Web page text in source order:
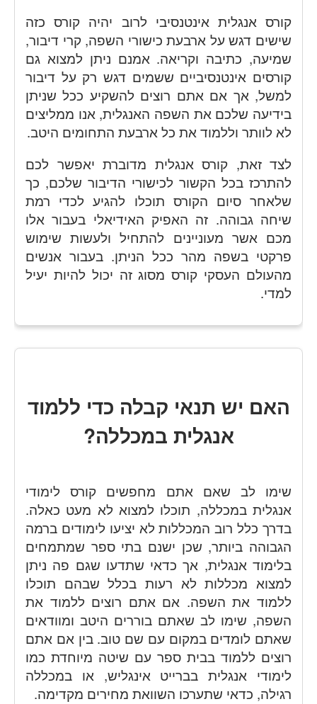
קורס אנגלית אינטנסיבי לרוב יהיה קורס כזה
שישים דגש על ארבעת כישורי השפה, קרי דיבור,
שמיעה, כתיבה וקריאה. אמנם ניתן למצוא גם
קורסים אינטנסיביים ששמים דגש רק על דיבור
למשל, אך אם אתם רוצים להשקיע ככל שניתן
בידיעה שלכם את השפה האנגלית, אנו ממליצים
לא לוותר וללמוד את כל ארבעת התחומים היטב.
לצד זאת, קורס אנגלית מדוברת יאפשר לכם
להתרכז בכל הקשור לכישורי הדיבור שלכם, כך
שלאחר סיום הקורס תוכלו להגיע לכדי רמת
שיחה גבוהה. זה האפיק האידיאלי בעבור אלו
מכם אשר מעוניינים להתחיל ולעשות שימוש
פרקטי בשפה מהר ככל הניתן. בעבור אנשים
מהעולם העסקי קורס מסוג זה יכול להיות יעיל
למדי.
האם יש תנאי קבלה כדי ללמוד
אנגלית במכללה?
שימו לב שאם אתם מחפשים קורס לימודי
אנגלית במכללה, תוכלו למצוא לא מעט כאלה.
בדרך כלל רוב המכללות לא יציעו לימודים ברמה
הגבוהה ביותר, שכן ישנם בתי ספר שמתמחים
בלימוד אנגלית, אך כדאי שתדעו שגם פה ניתן
למצוא מכללות לא רעות בכלל שבהם תוכלו
ללמוד את השפה. אם אתם רוצים ללמוד את
השפה, שימו לב שאתם בוררים היטב ומוודאים
שאתם לומדים במקום עם שם טוב. בין אם אתם
רוצים ללמוד בבית ספר עם שיטה מיוחדת כמו
לימודי אנגלית בברייט אינגליש, או במכללה
רגילה, כדאי שתערכו השוואת מחירים מקדימה.